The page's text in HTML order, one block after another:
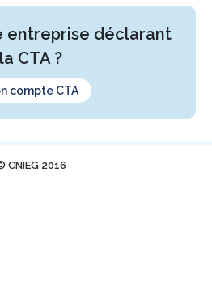
entreprise déclarant
la CTA ?
compte CTA
CNIEG 2016